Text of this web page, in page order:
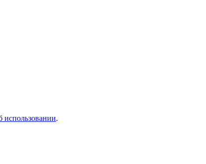
использовании.